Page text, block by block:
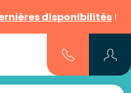
disponibilités !